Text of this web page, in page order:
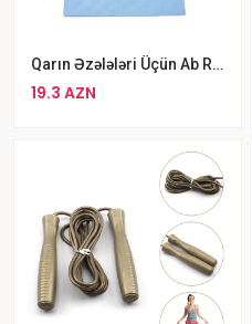
Qarın Əzələləri Üçün Ab Roller 4 Təkərli Pres Çarxı
19.3 AZN